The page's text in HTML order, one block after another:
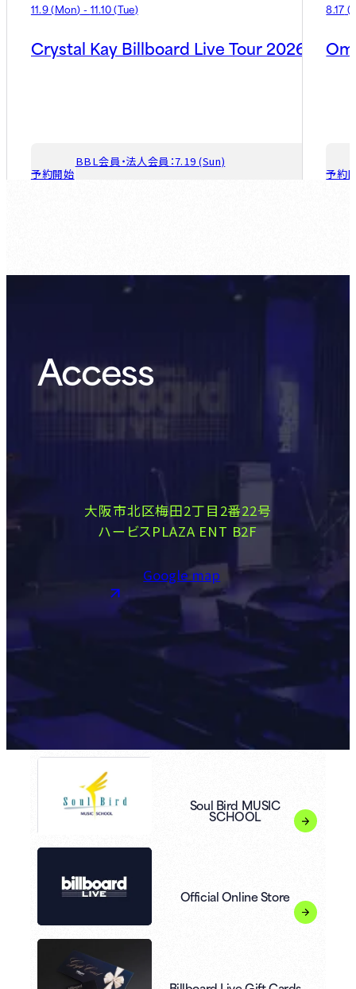
11.9(Mon) - 11.10(Tue)
Crystal Kay Billboard Live Tour 2026
予約開始
BBL会員・法人会員：7.19 (Sun)
8.17 (
予約
Access
大阪市北区梅田2丁目2番22号
ハービスPLAZA ENT B2F
Google map
Soul Bird MUSIC
SCHOOL
Official Online Store